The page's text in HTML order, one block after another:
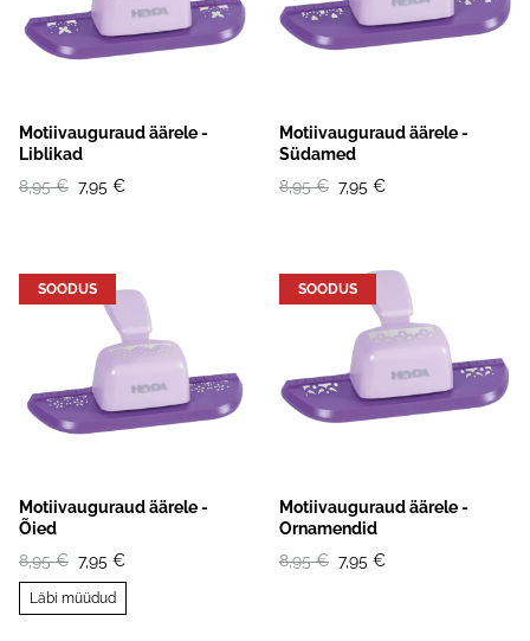
Motiivauguraud äärele -
Liblikad
8,95 € 7,95 €
Motiivauguraud äärele -
Südamed
8,95 € 7,95 €
SOODUS
Motiivauguraud äärele -
Õied
8,95 € 7,95 €
Läbi müüdud
SOODUS
Motiivauguraud äärele -
Ornamendid
8,95 € 7,95 €